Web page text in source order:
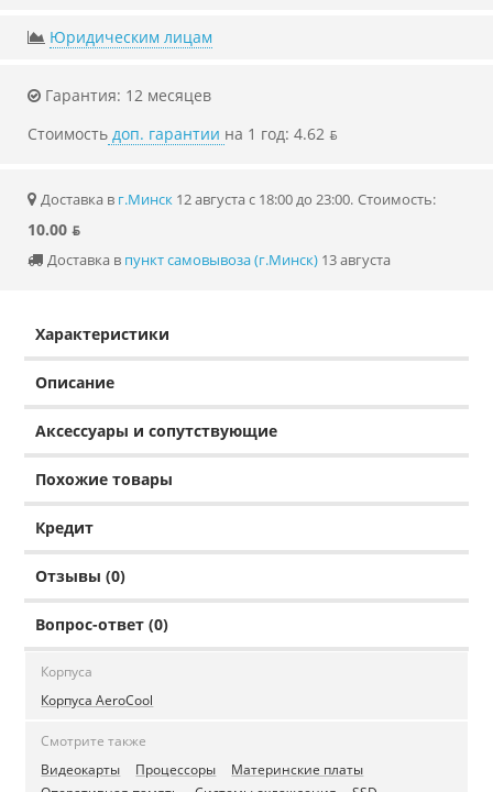
Юридическим лицам
Гарантия: 12 месяцев
Стоимость доп. гарантии на 1 год: 4.62 ƃ
Доставка в г.Минск 12 августа с 18:00 до 23:00. Стоимость:
10.00 ƃ
Доставка в пункт самовывоза (г.Минск) 13 августа
Характеристики
Описание
Аксессуары и сопутствующие
Похожие товары
Кредит
Отзывы (0)
Вопрос-ответ (0)
Корпуса
Корпуса AeroCool
Смотрите также
Видеокарты
Процессоры
Материнские платы